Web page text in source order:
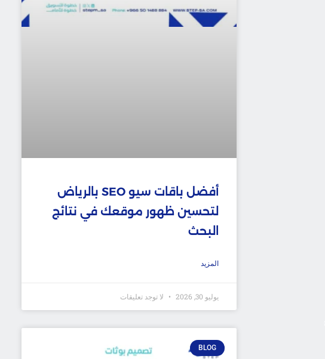
أفضل باقات سيو SEO بالرياض
لتحسين ظهور موقعك في نتائج
البحث
المزيد
يوليو 30, 2026 لا توجد تعليقات
BLOG